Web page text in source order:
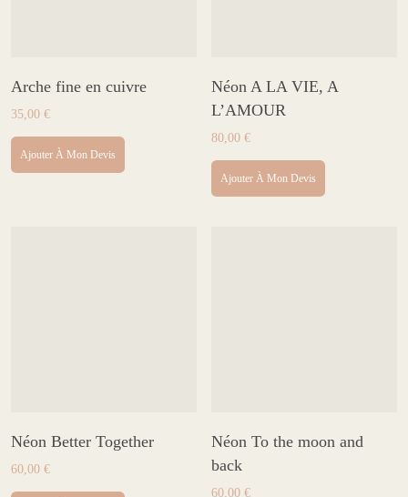
Arche fine en cuivre
35,00 €
Ajouter À Mon Devis
Néon A LA VIE, A
L’AMOUR
80,00€
Ajouter À Mon Devis
Néon Better Together
60,00 €
Néon To the moon and
back
60,00€